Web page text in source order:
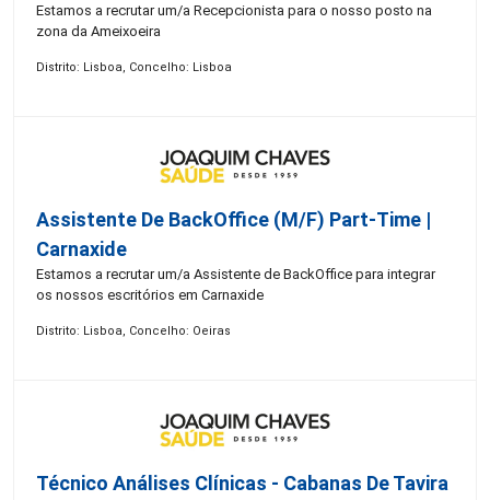
Estamos a recrutar um/a Recepcionista para o nosso posto na
zona da Ameixoeira
Distrito: Lisboa, Concelho: Lisboa
Assistente De BackOffice (M/F) Part-Time |
Carnaxide
Estamos a recrutar um/a Assistente de BackOffice para integrar
os nossos escritórios em Carnaxide
Distrito: Lisboa, Concelho: Oeiras
Técnico Análises Clínicas - Cabanas De Tavira